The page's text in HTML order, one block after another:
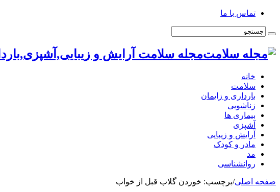
تماس با ما
مجله سلامت آرایش و
خانه
سلامت
بارداری و زایمان
زناشویی
بیماری ها
آشپزی
آرایش و زیبایی
مادر و کودک
مد
روانشناسی
صفحه اصلی/برچسب: خوردن گلاب قبل از خواب